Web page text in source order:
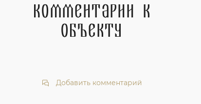
Комментарии к
объекту
Добавить комментарий